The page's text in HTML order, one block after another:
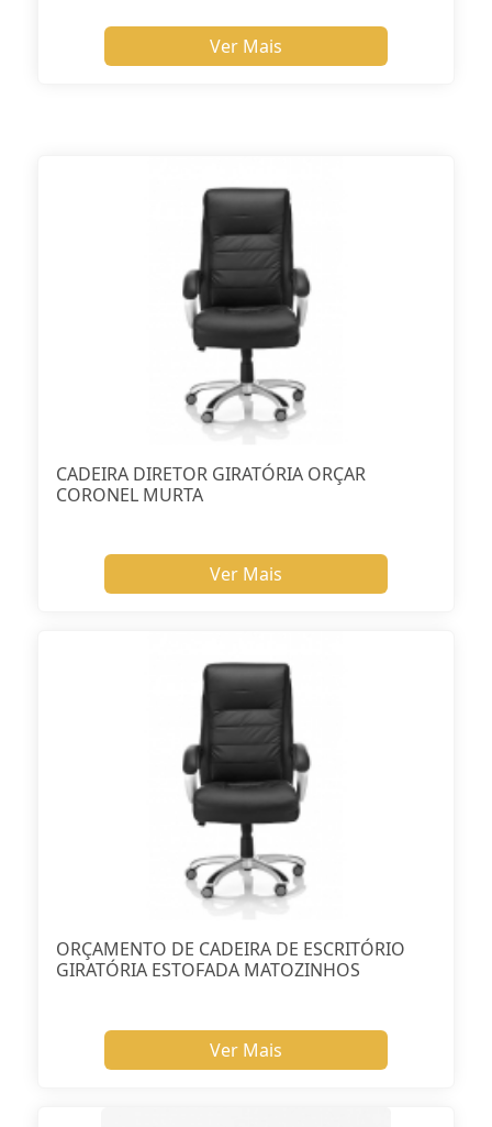
Ver Mais
CADEIRA DIRETOR GIRATÓRIA ORÇAR
CORONEL MURTA
Ver Mais
ORÇAMENTO DE CADEIRA DE ESCRITÓRIO
GIRATÓRIA ESTOFADA MATOZINHOS
Ver Mais